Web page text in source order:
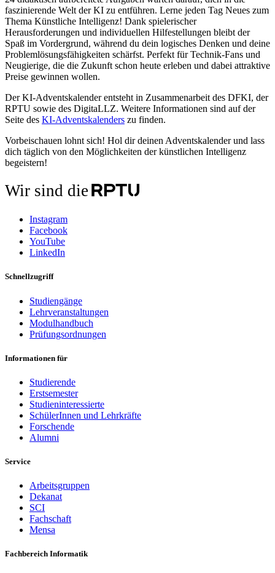
faszinierende Welt der KI zu entführen. Lerne jeden Tag Neues zum
Thema Künstliche Intelligenz! Dank spielerischer
Herausforderungen und individuellen Hilfestellungen bleibt der
Spaß im Vordergrund, während du dein logisches Denken und deine
Problemlösungsfähigkeiten schärfst. Perfekt für Technik-Fans und
Neugierige, die die Zukunft schon heute erleben und dabei attraktive
Preise gewinnen wollen.
Der KI-Adventskalender entsteht in Zusammenarbeit des DFKI, der
RPTU sowie des DigitaLLZ. Weitere Informationen sind auf der
Seite des KI-Adventskalenders zu finden.
Vorbeischauen lohnt sich! Hol dir deinen Adventskalender und lass
dich täglich von den Möglichkeiten der künstlichen Intelligenz
begeistern!
Wir sind die
Instagram
Facebook
YouTube
LinkedIn
Schnellzugriff
Studiengänge
Lehrveranstaltungen
Modulhandbuch
Prüfungsordnungen
Informationen für
Studierende
Erstsemester
Studieninteressierte
SchülerInnen und Lehrkräfte
Forschende
Alumni
Service
Arbeitsgruppen
Dekanat
SCI
Fachschaft
Mensa
Fachbereich Informatik